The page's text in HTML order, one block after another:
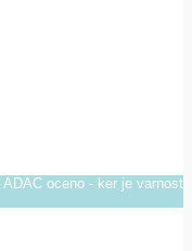
oceno - ker je varnost